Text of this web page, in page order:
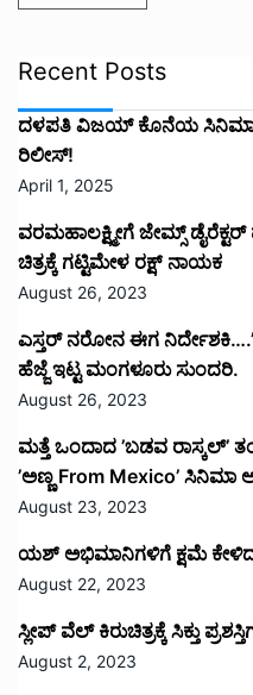
Recent Posts
ದಳಪತಿ ವಿಜಯ್‌ ಕೊನೆಯ ಸಿನಿಮಾ
ರಿಲೀಸ್!
April 1, 2025
ವರಮಹಾಲಕ್ಷ್ಮೀಗೆ ಜೇಮ್ಸ್
ಚಿತ್ರಕ್ಕೆ ಗಟ್ಟಿಮೇಳ ರಕ್ಷ್ ನಾಯಕ
August 26, 2023
ಎಸ್ತರ್ ನರೋನ ಈಗ
ಹೆಜ್ಜೆ ಇಟ್ಟ ಮಂಗಳೂರು ಸುಂದರಿ.
August 26, 2023
ಮತ್ತೆ ಒಂದಾದ ’ಬಡವ ರಾಸ್ಕಲ್’
’ಅಣ್ಣ From Mexico’ ಸಿನಿಮಾ
August 23, 2023
ಯಶ್ ಅಭಿಮಾನಿಗಳಿಗೆ ಕ್ಷಮೆ
August 22, 2023
ಸ್ಲೀಪ್ ವೆಲ್ ಕಿರುಚಿತ್ರಕ್ಕೆ ಸಿಕ್ತು
August 2, 2023